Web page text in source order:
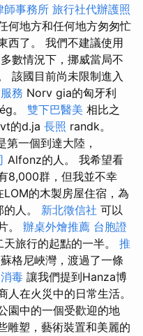
師事務所 旅行社代辦護照
何地方和任何地方匆匆忙
西了。 我們不建議使用
數情況下，挪威當局不
該國目前尚未限制進入
務 Norv gia的匈牙利
。 雙下巴醫美 相比之
的d.ja 長照 randk。
一個到達大陸，
Alfonz的人。 我希望看
8,000群，但我並不幸
LOM的木製房屋住宿，為
人。 新北徵信社 可以
。 辦桌外燴推薦 台胞證
旅行的起點的一半。 推
格尼峽灣，渡過了一條
消毒 讓我們提到Hanza博
在火災中的日常生活。
園中的一個受歡迎的地
雕塑，藝術裝置和美麗的